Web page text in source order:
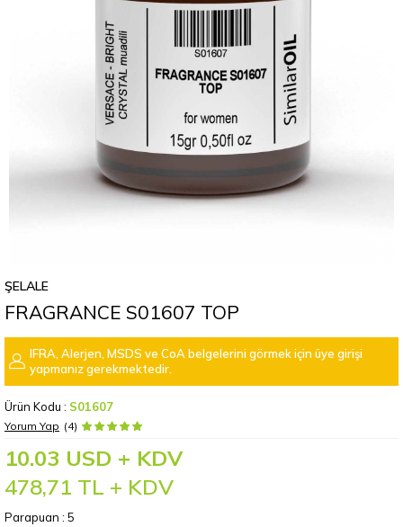
ŞELALE
FRAGRANCE S01607 TOP
IFRA, Alerjen, MSDS ve CoA belgelerini görmek için üye girişi
yapmanız gerekmektedir.
Ürün Kodu : S01607
Yorum Yap (4)
10.03 USD + KDV
478,71 TL + KDV
Parapuan : 5